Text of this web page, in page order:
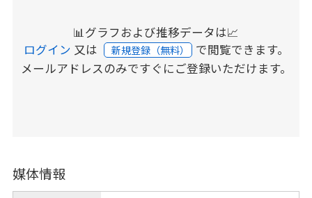
📊グラフおよび推移データは📈
ログイン 又は 新規登録（無料） で閲覧できます。
メールアドレスのみですぐにご登録いただけます。
媒体情報